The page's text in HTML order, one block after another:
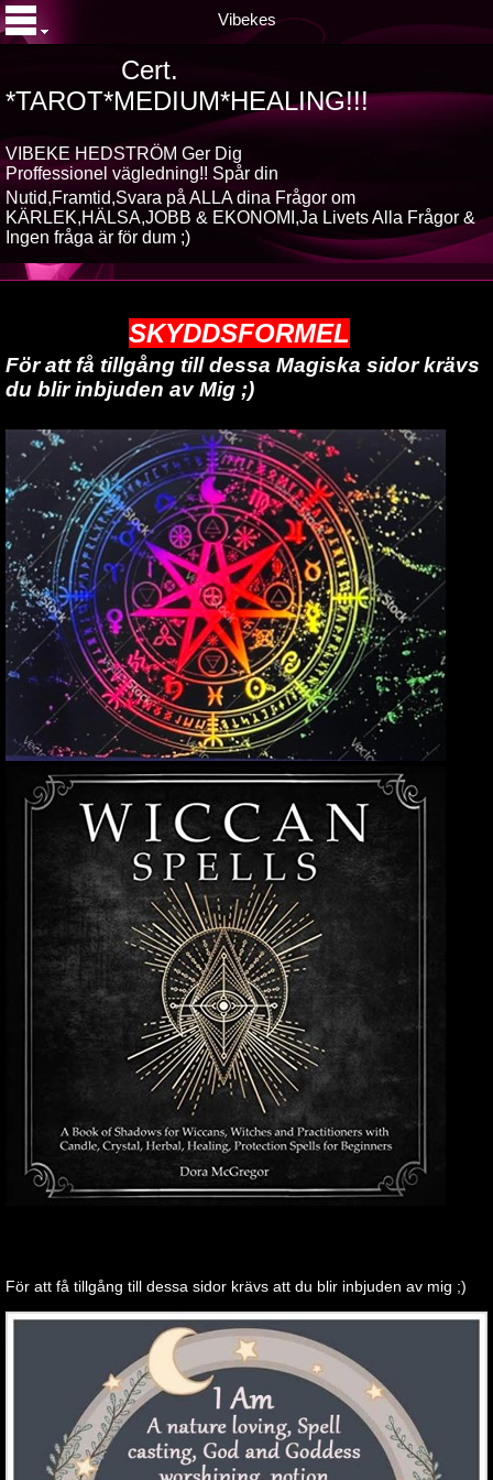
Cert.
*TAROT*MEDIUM*HEALING!!!
VIBEKE HEDSTRÖM Ger Dig
Proffessionel vägledning!! Spår din
Nutid,Framtid,Svara på ALLA dina Frågor om
KÄRLEK,HÄLSA,JOBB & EKONOMI,Ja Livets Alla Frågor &
Ingen fråga är för dum ;)
Vibekes
SKYDDSFORMEL
För att få tillgång till dessa Magiska sidor krävs
du blir inbjuden av Mig ;)
För att få tillgång till dessa sidor krävs att du blir inbjuden av mig ;)